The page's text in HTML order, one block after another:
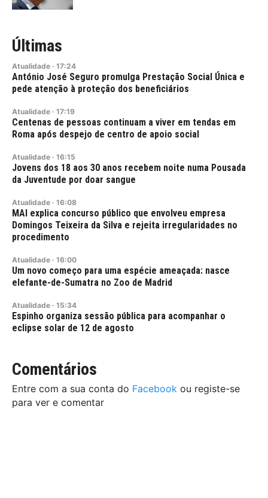
Últimas
Atualidade · 17:24
António José Seguro promulga Prestação Social Única e
pede atenção à proteção dos beneficiários
Atualidade · 17:19
Centenas de pessoas continuam a viver em tendas em
Roma após despejo de centro de apoio social
Atualidade · 16:15
Jovens dos 18 aos 30 anos recebem noite numa Pousada
da Juventude por doar sangue
Atualidade · 16:08
MAI explica concurso público que envolveu empresa
Domingos Teixeira da Silva e rejeita irregularidades no
procedimento
Atualidade · 16:00
Um novo começo para uma espécie ameaçada: nasce
elefante-de-Sumatra no Zoo de Madrid
Atualidade · 15:34
Espinho organiza sessão pública para acompanhar o
eclipse solar de 12 de agosto
Comentários
Entre com a sua conta do Facebook ou registe-se
para ver e comentar